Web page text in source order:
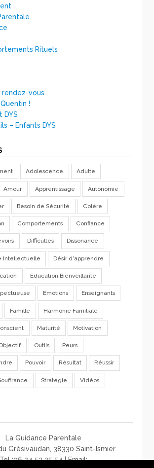
Rituels
rendez-vous
!
DYS
– Enfants DYS
Adolescence Adulte
Amour Apprentissage Autonomie
Besoin de Sécurité Colère
Comportements Confiance
Difficultés Dissonance
Intellectuelle Désir d'apprendre
Education Bienveillante
Emotions Enseignants
Famille Harmonie Familiale
Maturité Motivation
Outils Peurs
Pouvoir Résultat Réussir
Stratégie Vidéos
La Guidance Parentale
Grésivaudan, 38330 Saint-Ismier
Tel :06 24 52 25 54| Email: